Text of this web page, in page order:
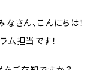
さん、こんにちは！
ム担当です！